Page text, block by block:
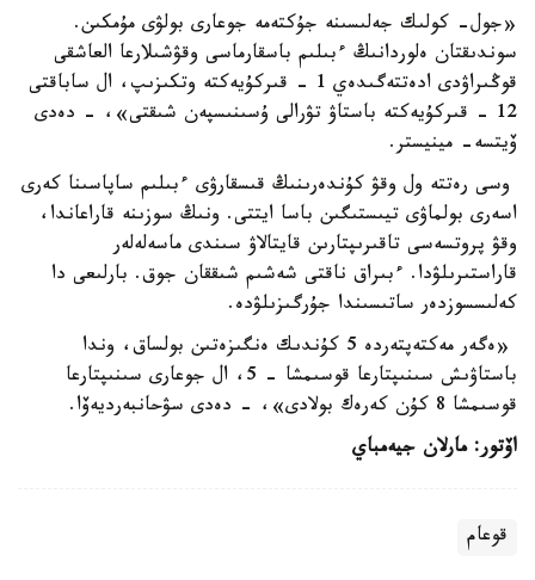
«جول- كولىك جەلىسىنە جۇكتەمە جوعارى بولۋى مۇمكىن.
سوندىقتان ەلوردانىڭ ءبىلىم باسقارماسى وقۋشىلارعا العاشقى
قوڭىراۋدى ادەتتەگىدەي 1 - قىركۇيەكتە وتكىزىپ، ال ساباقتى
12 - قىركۇيەكتە باستاۋ تۋرالى ۇسىنىسپەن شىقتى»، - دەدى
ۆيتسە- مينيستر.
وسى رەتتە ول وقۋ كۇندەرىنىڭ قىسقارۋى ءبىلىم ساپاسىنا كەرى
اسەرى بولماۋى تيىستىگىن باسا ايتتى. ونىڭ سوزىنە قاراعاندا،
وقۋ پروتسەسى تاقىرىپتارىن قايتالاۋ سىندى ماسەلەلەر
قاراستىرىلۋدا. ءبىراق ناقتى شەشىم شىققان جوق. بارلىعى دا
كەلىسسوزدەر ساتىسىندا جۇرگىزىلۋدە.
«ەگەر مەكتەپتەردە 5 كۇندىك ەنگىزەتىن بولساق، وندا
باستاۋىش سىنىپتارعا قوسىمشا - 5، ال جوعارى سىنىپتارعا
قوسىمشا 8 كۇن كەرەك بولادى»، - دەدى سۋحانبەرديەۆا.
اۆتور: مارلان جيەمباي
قوعام